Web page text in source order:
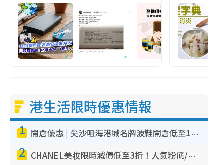
港生活限時優惠情報
1 開倉優惠 | 尖沙咀海港城名牌波鞋開倉低至1折！On鞋$899起／Joy&Peace鞋履$98起
2 CHANEL美妝限時減價低至3折！人氣粉底/唇膏/精華液低至$275！COCO香水都有平